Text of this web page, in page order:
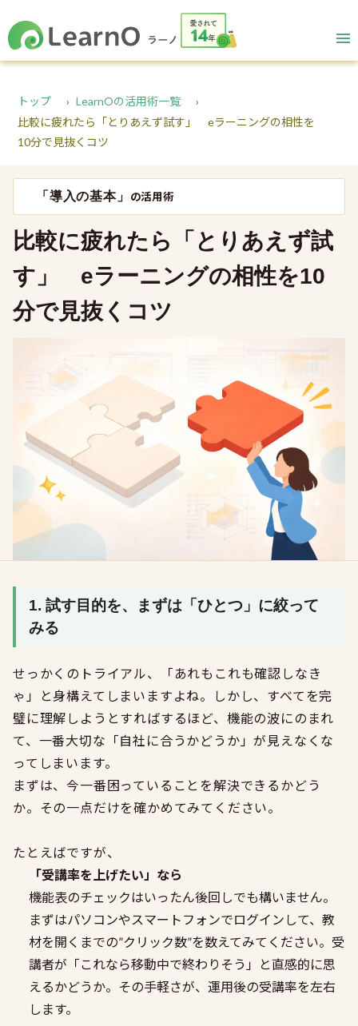
トップ
LearnOの活用術一覧
比較に疲れたら「とりあえず試す」 eラーニングの相性を
10分で見抜くコツ
「導入の基本」 の活用術
比較に疲れたら「とりあえず試
す」 eラーニングの相性を10
分で見抜くコツ
1. 試す目的を、まずは「ひとつ」に絞って
みる
せっかくのトライアル、「あれもこれも確認しなき
ゃ」と身構えてしまいますよね。しかし、すべてを完
璧に理解しようとすればするほど、機能の波にのまれ
て、一番大切な「自社に合うかどうか」が見えなくな
ってしまいます。
まずは、今一番困っていることを解決できるかどう
か。その一点だけを確かめてみてください。
たとえばですが、
「受講率を上げたい」なら
機能表のチェックはいったん後回しでも構いません。
まずはパソコンやスマートフォンでログインして、教
材を開くまでの”クリック数”を数えてみてください。受
講者が「これなら移動中で終わりそう」と直感的に思
えるかどうか。その手軽さが、運用後の受講率を左右
します。